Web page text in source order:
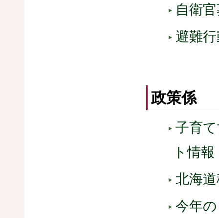
自衛
避難
政策係
子育
ト情報
北海
今年